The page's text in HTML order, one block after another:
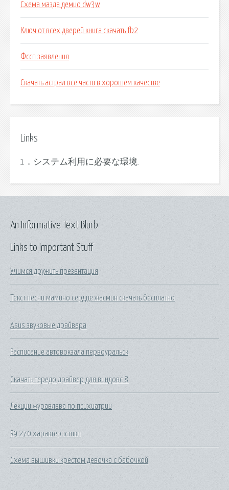
Схема мазда демио dw3w
Ключ от всех дверей книга скачать fb2
Фссп заявления
Скачать астрал все части в хорошем качестве
Links
1．システム利用に必要な環境.
Links to Important Stuff
Учимся дружить презентация
Текст песни мамино сердце жасмин скачать бесплатно
Asus звуковые драйвера
Расписание автовокзала первоуральск
Скачать тередо драйвер для виндовс 8
Лекции журавлева по психиатрии
R9 270 характеристики
Схема вышивки крестом девочка с бабочкой
An Informative Text Blurb